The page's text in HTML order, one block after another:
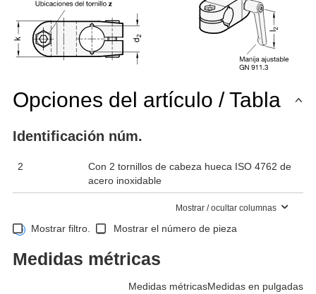
Opciones del artículo / Tabla
Identificación núm.
2
Con 2 tornillos de cabeza hueca ISO 4762 de
acero inoxidable
Mostrar / ocultar columnas
Mostrar filtro. Mostrar el número de pieza
Medidas métricas
Medidas métricasMedidas en pulgadas